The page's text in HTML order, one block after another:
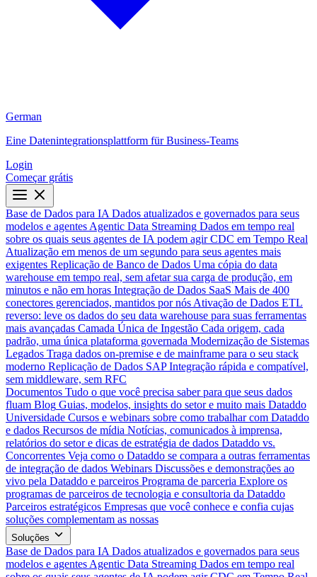
German
Eine Datenintegrationsplattform für Business-Teams
Login
Começar grátis
Base de Dados para IA Dados atualizados e governados para seus
modelos e agentes Agentic Data Streaming Dados em tempo real
sobre os quais seus agentes de IA podem agir CDC em Tempo Real
Atualização em menos de um segundo para seus agentes mais
exigentes Replicação de Banco de Dados Uma cópia do data
warehouse em tempo real, sem afetar sua carga de produção, em
minutos e não em horas Integração de Dados SaaS Mais de 400
conectores gerenciados, mantidos por nós Ativação de Dados ETL
reverso: leve os dados do seu data warehouse para suas ferramentas
mais avançadas Camada Única de Ingestão Cada origem, cada
padrão, uma única plataforma governada Modernização de Sistemas
Legados Traga dados on-premise e de mainframe para o seu stack
moderno Replicação de Dados SAP Integração rápida e compatível,
sem middleware, sem RFC
Documentos Tudo o que você precisa saber para que seus dados
fluam Blog Guias, modelos, insights do setor e muito mais Dataddo
Universidade Cursos e webinars sobre como trabalhar com Dataddo
e dados Recursos de mídia Notícias, comunicados à imprensa,
relatórios do setor e dicas de estratégia de dados Dataddo vs.
Concorrentes Veja como o Dataddo se compara a outras ferramentas
de integração de dados Webinars Discussões e demonstrações ao
vivo pela Dataddo e parceiros Programa de parceria Explore os
programas de parceiros de tecnologia e consultoria da Dataddo
Parceiros estratégicos Empresas que você conhece e confia cujas
soluções complementam as nossas
Soluções
Base de Dados para IA Dados atualizados e governados para seus
modelos e agentes Agentic Data Streaming Dados em tempo real